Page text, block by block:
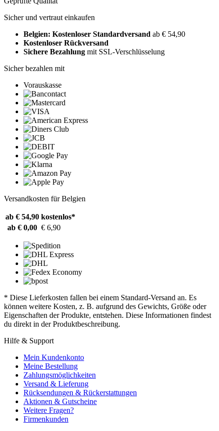
Sicher und vertraut einkaufen
Belgien: Kostenloser Standardversand ab € 54,90
Kostenloser Rückversand
Sichere Bezahlung mit SSL-Verschlüsselung
Sicher bezahlen mit
Vorauskasse
Versandkosten für Belgien
ab € 54,90 kostenlos*
ab € 0,00 € 6,90
* Diese Lieferkosten fallen bei einem Standard-Versand an. Es
können weitere Kosten, z. B. aufgrund des Gewichts, Größe oder
Eigenschaften der Produkte, entstehen. Diese Informationen findest
du direkt in der Produktbeschreibung.
Hilfe & Support
Mein Kundenkonto
Meine Bestellung
Zahlungsmöglichkeiten
Versand & Lieferung
Rücksendungen & Rückerstattungen
Aktionen & Gutscheine
Weitere Fragen?
Firmenkunden